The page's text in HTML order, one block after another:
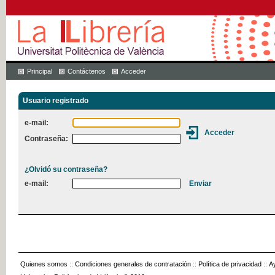
Principal Contáctenos Acceder
Usuario registrado
e-mail:
Contraseña:
¿Olvidó su contraseña?
e-mail:
Quienes somos :: Condiciones generales de contratación :: Política de privacidad ::